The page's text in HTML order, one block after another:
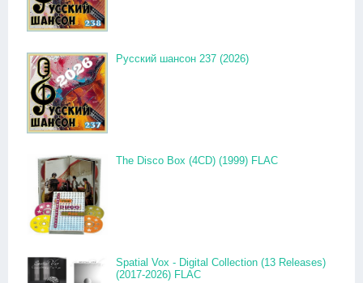
Русский шансон 237 (2026)
The Disco Box (4CD) (1999) FLAC
Spatial Vox - Digital Collection (13 Releases)
(2017-2026) FLAC